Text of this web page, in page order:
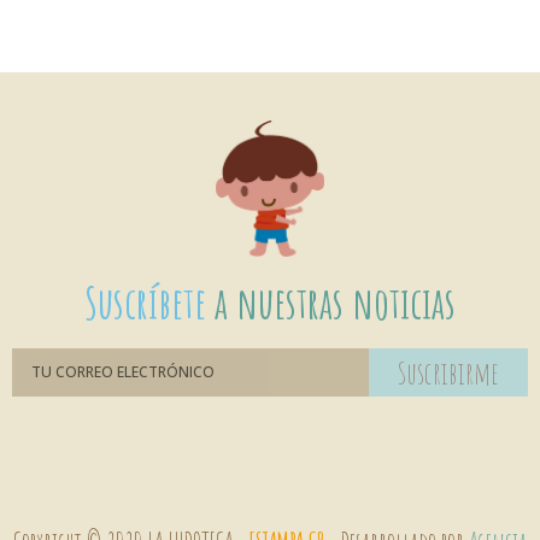
Suscríbetea nuestras noticias
Suscribirme